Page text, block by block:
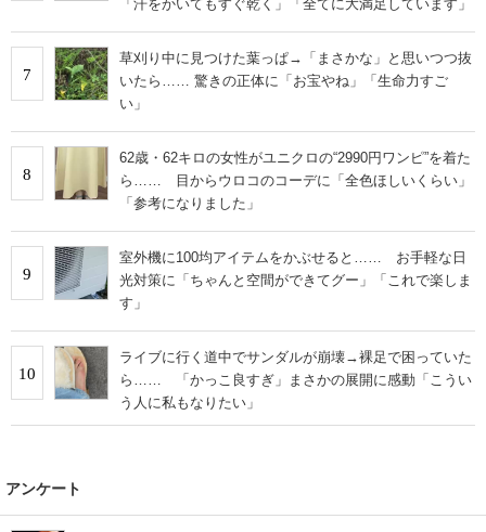
「汗をかいてもすぐ乾く」「全てに大満足しています」
7
草刈り中に見つけた葉っぱ→「まさかな」と思いつつ抜
いたら…… 驚きの正体に「お宝やね」「生命力すご
い」
8
62歳・62キロの女性がユニクロの“2990円ワンピ”を着た
ら…… 目からウロコのコーデに「全色ほしいくらい」
「参考になりました」
9
室外機に100均アイテムをかぶせると…… お手軽な日
光対策に「ちゃんと空間ができてグー」「これで楽しま
す」
10
ライブに行く道中でサンダルが崩壊→裸足で困っていた
ら…… 「かっこ良すぎ」まさかの展開に感動「こうい
う人に私もなりたい」
アンケート